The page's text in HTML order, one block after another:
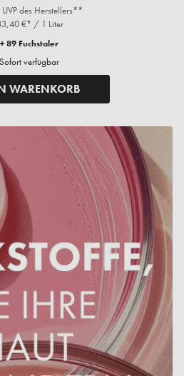
des Herstellers**
€* / 1 Liter
+ 89 Fuchstaler
Sofort verfügbar
WARENKORB